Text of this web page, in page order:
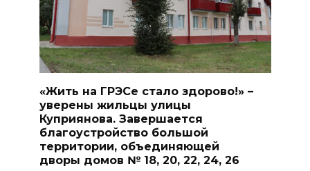
«Жить на ГРЭСе стало здорово!» –
уверены жильцы улицы
Куприянова. Завершается
благоустройство большой
территории, объединяющей
дворы домов № 18, 20, 22, 24, 26